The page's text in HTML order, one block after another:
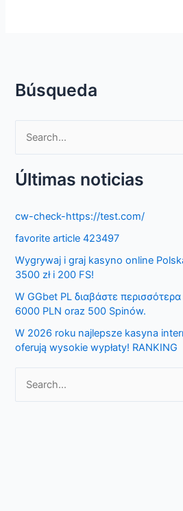
Búsqueda
a
c
h
f
o
r
Últimas noticias
cw-check-https://test.com/
favorite article 423497
Wygrywaj i graj kasyno online
3500 zł i 200 FS!
W GGbet PL διαβάστε
6000 PLN oraz 500 Spinów.
W 2026 roku najlepsze kasyna
oferują wysokie wypłaty! RANKING